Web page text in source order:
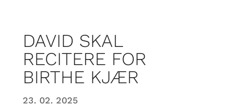
DAVID SKAL
RECITERE FOR
BIRTHE KJÆR
23. 02. 2025